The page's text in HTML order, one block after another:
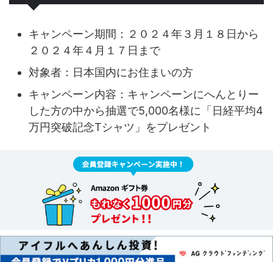
キャンペーン期間：２０２４年３月１８日から
２０２４年４月１７日まで
対象者：日本国内にお住まいの方
キャンペーン内容：キャンペーンにへんとりー
した方の中から抽選で5,000名様に「日経平均4
万円突破記念Tシャツ」をプレゼント